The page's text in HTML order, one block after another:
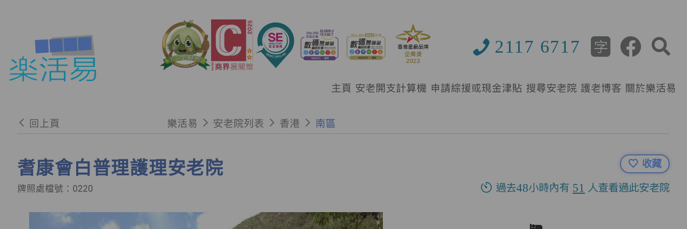
2117 6717
主頁 安老開支計算機 申請綜援或現金津貼 搜尋安老院 護老博客 關於樂活易
回上頁 樂活易 安老院列表 香港 南區
耆康會白普理護理安老院
牌照處檔號：0220
收藏
過去48小時內有 51 人查看過此安老院